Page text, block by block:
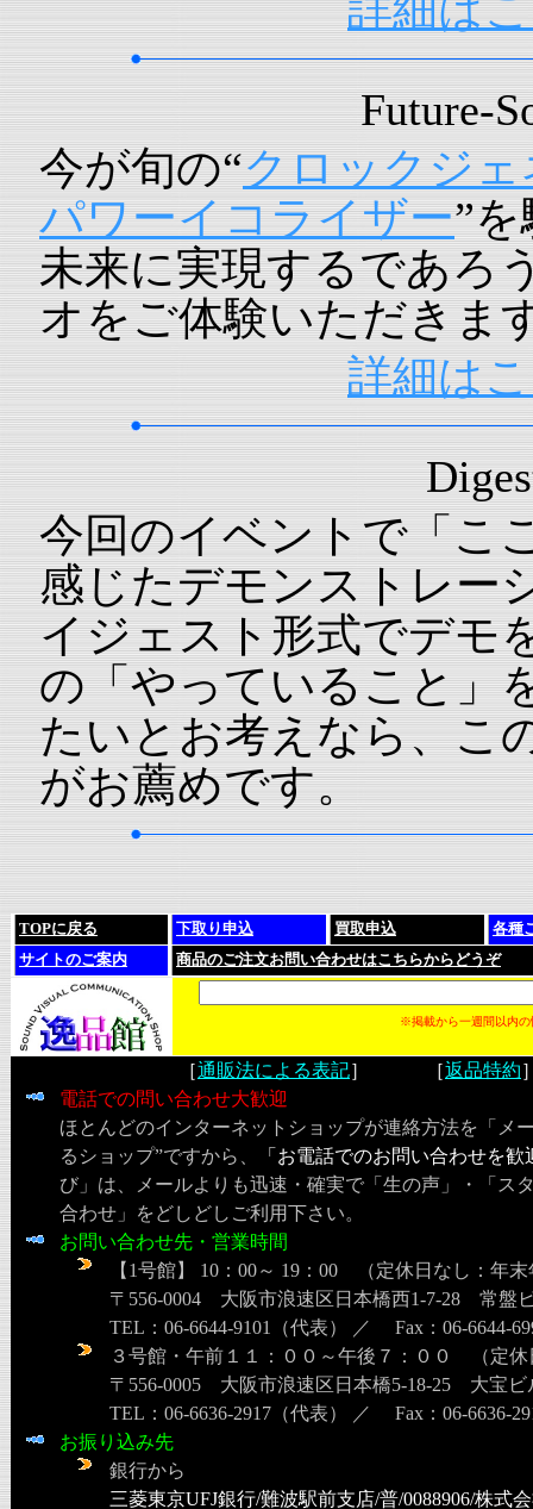
Future-
今が旬の“クロックジ
パワーイコライザー”
未来に実現するであろ
オをご体験いただきま
詳細は
今回のイベントで「こ
感じたデモンストレー
イジェスト形式でデモ
の「やっていること」
たいとお考えなら、こ
がお薦めです。
TOPに戻る 下取り申込 買取申込
各種
サイトのご案内
商品のご注文お問い合わせはこちらからどうぞ
※掲載から一週間以内の
［通販法による表記］ ［返品特約
電話での問い合わせ大歓迎
ほとんどのインターネットショップが連絡方法を「メ
るショップ”ですから、
「お電話でのお問い合わせを歓
び」は、メールよりも迅速・確実で「生の声」・「ス
合わせ」をどしどしご利用下さい。
お問い合わせ先・営業時間
【1号館】 10：00～ 19：00 （定休日なし：年
〒556-0004 大阪市浪速区日本橋西1-7-28 常盤
TEL：06-6644-9101（代表） ／ Fax：06-6644-
３号館・午前１１：００～午後７：００ （定
〒556-0005 大阪市浪速区日本橋5-18-25 大宝ビ
TEL：06-6636-2917（代表） ／ Fax：06-6636-
お振り込み先
銀行から
三菱東京UFJ銀行/難波駅前支店/普/0088906/株